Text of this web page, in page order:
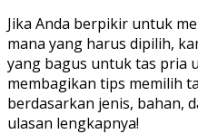
Jika Anda berpikir untuk
mana yang harus dipilih,
yang bagus untuk tas pria
membagikan tips memilih
berdasarkan jenis, bahan,
ulasan lengkapnya!